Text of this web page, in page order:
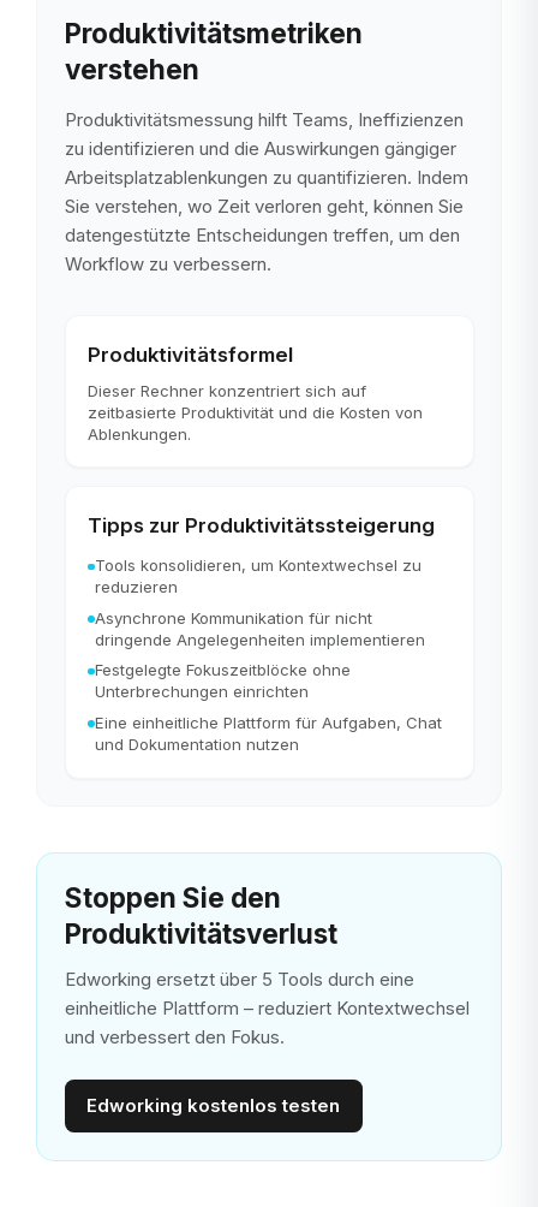
Produktivitätsmetriken
verstehen
Produktivitätsmessung hilft Teams, Ineffizienzen
zu identifizieren und die Auswirkungen gängiger
Arbeitsplatzablenkungen zu quantifizieren. Indem
Sie verstehen, wo Zeit verloren geht, können Sie
datengestützte Entscheidungen treffen, um den
Workflow zu verbessern.
Produktivitätsformel
Dieser Rechner konzentriert sich auf
zeitbasierte Produktivität und die Kosten von
Ablenkungen.
Tipps zur Produktivitätssteigerung
Tools konsolidieren, um Kontextwechsel zu
reduzieren
Asynchrone Kommunikation für nicht
dringende Angelegenheiten implementieren
Festgelegte Fokuszeitblöcke ohne
Unterbrechungen einrichten
Eine einheitliche Plattform für Aufgaben, Chat
und Dokumentation nutzen
Stoppen Sie den
Produktivitätsverlust
Edworking ersetzt über 5 Tools durch eine
einheitliche Plattform – reduziert Kontextwechsel
und verbessert den Fokus.
Edworking kostenlos testen